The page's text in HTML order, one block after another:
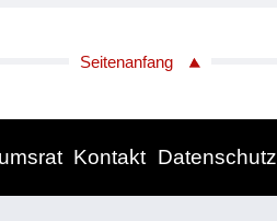
Seitenanfang
Kontakt Datenschutz